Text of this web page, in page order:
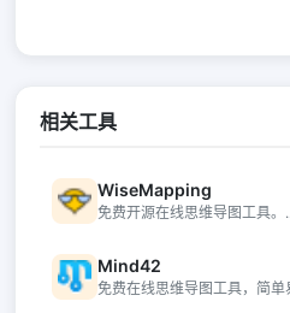
相关工具
WiseMapping
免费开源在线思维导图工具。
Mind42
免费在线思维导图工具，简单